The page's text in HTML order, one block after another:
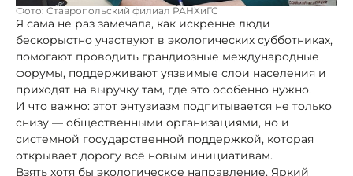
Фото: Ставропольский филиал РАНХиГС
Я сама не раз замечала, как искренне люди
бескорыстно участвуют в экологических субботниках,
помогают проводить грандиозные международные
форумы, поддерживают уязвимые слои населения и
приходят на выручку там, где это особенно нужно.
И что важно: этот энтузиазм подпитывается не только
снизу — общественными организациями, но и
системной государственной поддержкой, которая
открывает дорогу всё новым инициативам.
Взять хотя бы экологическое направление. Яркий